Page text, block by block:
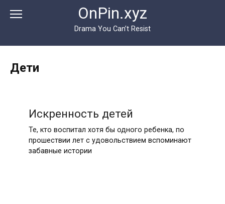
OnPin.xyz
Drama You Can’t Resist
Дети
Искренность детей
Те, кто воспитал хотя бы одного ребенка, по
прошествии лет с удовольствием вспоминают
забавные истории